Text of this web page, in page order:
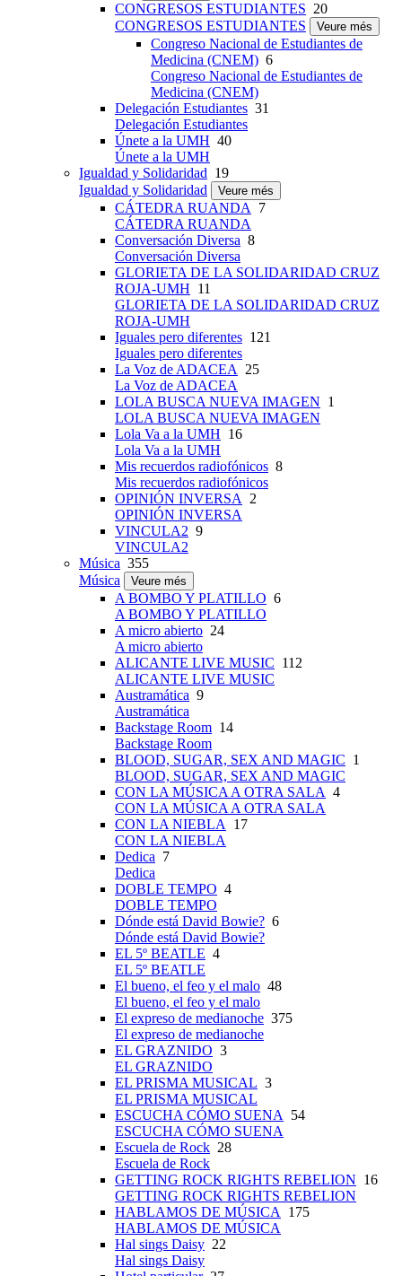
CONGRESOS ESTUDIANTES 20
CONGRESOS ESTUDIANTES
Veure més
Congreso Nacional de Estudiantes de
Medicina (CNEM) 6
Congreso Nacional de Estudiantes de
Medicina (CNEM)
Delegación Estudiantes 31
Delegación Estudiantes
Únete a la UMH 40
Únete a la UMH
Igualdad y Solidaridad 19
Igualdad y Solidaridad
Veure més
CÁTEDRA RUANDA
7
CÁTEDRA RUANDA
Conversación Diversa 8
Conversación Diversa
GLORIETA DE LA SOLIDARIDAD CRUZ
ROJA-UMH 11
GLORIETA DE LA SOLIDARIDAD CRUZ
ROJA-UMH
Iguales pero diferentes 121
Iguales pero diferentes
La Voz de ADACEA
25
La Voz de ADACEA
LOLA BUSCA NUEVA IMAGEN 1
LOLA BUSCA NUEVA IMAGEN
Lola Va a la UMH 16
Lola Va a la UMH
Mis recuerdos radiofónicos 8
Mis recuerdos radiofónicos
OPINIÓN INVERSA
2
OPINIÓN INVERSA
VINCULA2 9
VINCULA2
Música 355
Música
Veure més
A BOMBO Y PLATILLO 6
A BOMBO Y PLATILLO
A micro abierto 24
A micro abierto
ALICANTE LIVE MUSIC 112
ALICANTE LIVE MUSIC
Austramática 9
Austramática
Backstage Room 14
Backstage Room
BLOOD, SUGAR, SEX AND MAGIC 1
BLOOD, SUGAR, SEX AND MAGIC
CON LA MÚSICA A OTRA SALA 4
CON LA MÚSICA A OTRA SALA
CON LA NIEBLA
17
CON LA NIEBLA
Dedica 7
Dedica
DOBLE TEMPO 4
DOBLE TEMPO
Dónde está David Bowie? 6
Dónde está David Bowie?
EL 5º BEATLE 4
EL 5º BEATLE
El bueno, el feo y el malo 48
El bueno, el feo y el malo
El expreso de medianoche 375
El expreso de medianoche
EL GRAZNIDO 3
EL GRAZNIDO
EL PRISMA MUSICAL 3
EL PRISMA MUSICAL
ESCUCHA CÓMO SUENA
54
ESCUCHA CÓMO SUENA
Escuela de Rock 28
Escuela de Rock
GETTING ROCK RIGHTS REBELION 16
GETTING ROCK RIGHTS REBELION
HABLAMOS DE MÚSICA
175
HABLAMOS DE MÚSICA
Hal sings Daisy 22
Hal sings Daisy